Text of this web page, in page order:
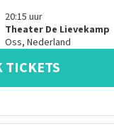
20:15 uur
Theater De Lievekamp
Oss, Nederland